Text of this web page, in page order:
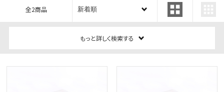
カテゴリー ブランド 特集
から探す
全2商品
もっと詳しく検索する